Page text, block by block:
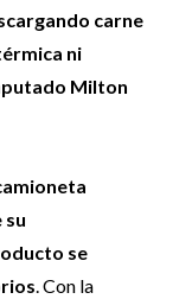
carne
ni
Milton
su
se
. Con la